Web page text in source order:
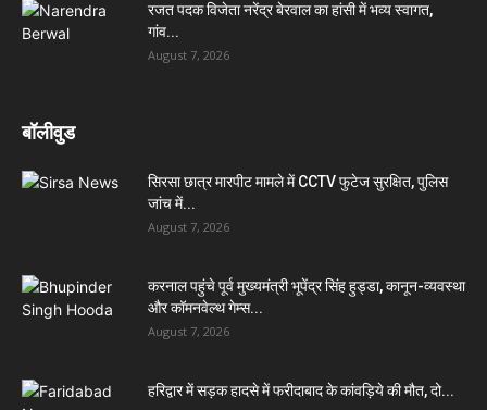
रजत पदक विजेता नरेंद्र बेरवाल का हांसी में भव्य स्वागत,
गांव...
August 7, 2026
बॉलीवुड
सिरसा छात्र मारपीट मामले में CCTV फुटेज सुरक्षित, पुलिस
जांच में...
August 7, 2026
करनाल पहुंचे पूर्व मुख्यमंत्री भूपेंद्र सिंह हुड्डा, कानून-व्यवस्था
और कॉमनवेल्थ गेम्स...
August 7, 2026
हरिद्वार में सड़क हादसे में फरीदाबाद के कांवड़िये की मौत, दो...